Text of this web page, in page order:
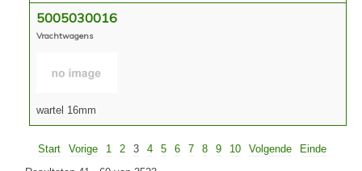
5005030016
Vrachtwagens
wartel 16mm
Start Vorige 1 2 3 4 5 6 7 8 9 10 Volgende
Einde